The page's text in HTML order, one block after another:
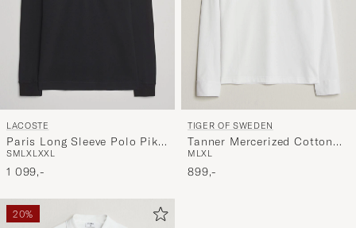
LACOSTE
Paris Long Sleeve Polo Piké
Black
SMLXLXXL
1 099,-
TIGER OF SWEDEN
Tanner Mercerized Cotton
Polo Pure White
M LXL
899,-
20%